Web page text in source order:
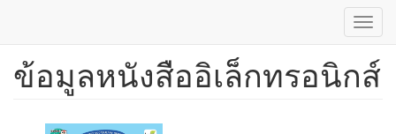
ข้าม
ข้อมูลหนังสืออิเล็กทรอนิกส์